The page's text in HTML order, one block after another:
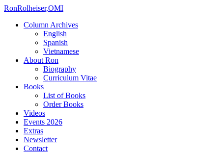
RonRolheiser,OMI
Column Archives
English
Spanish
Vietnamese
About Ron
Biography
Curriculum Vitae
Books
List of Books
Order Books
Videos
Events 2026
Extras
Newsletter
Contact